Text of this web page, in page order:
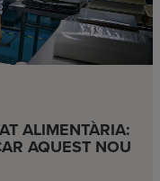
ALIMENTÀRIA:
AQUEST NOU